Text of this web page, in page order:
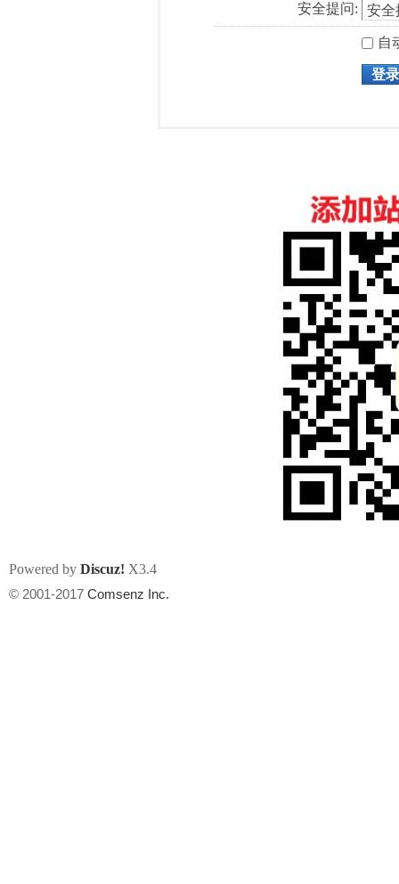
安全提问:
自
登录
Powered by Discuz! X3.4
© 2001-2017 Comsenz Inc.